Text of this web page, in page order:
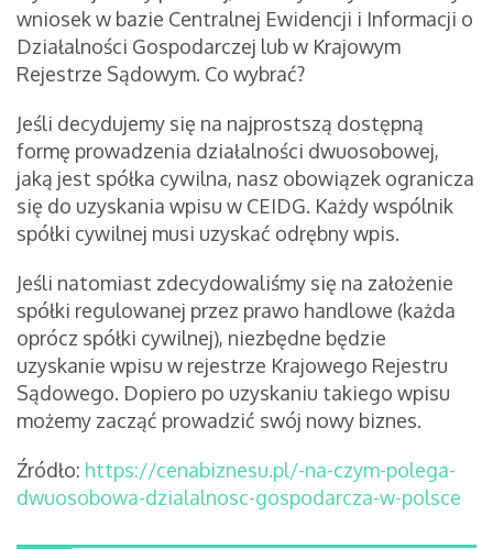
wniosek w bazie Centralnej Ewidencji i Informacji o
Działalności Gospodarczej lub w Krajowym
Rejestrze Sądowym. Co wybrać?
Jeśli decydujemy się na najprostszą dostępną
formę prowadzenia działalności dwuosobowej,
jaką jest spółka cywilna, nasz obowiązek ogranicza
się do uzyskania wpisu w CEIDG. Każdy wspólnik
spółki cywilnej musi uzyskać odrębny wpis.
Jeśli natomiast zdecydowaliśmy się na założenie
spółki regulowanej przez prawo handlowe (każda
oprócz spółki cywilnej), niezbędne będzie
uzyskanie wpisu w rejestrze Krajowego Rejestru
Sądowego. Dopiero po uzyskaniu takiego wpisu
możemy zacząć prowadzić swój nowy biznes.
Źródło: https://cenabiznesu.pl/-na-czym-polega-
dwuosobowa-dzialalnosc-gospodarcza-w-polsce